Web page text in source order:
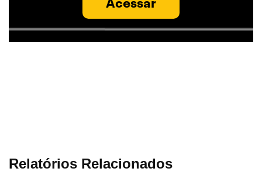
Relatórios Relacionados